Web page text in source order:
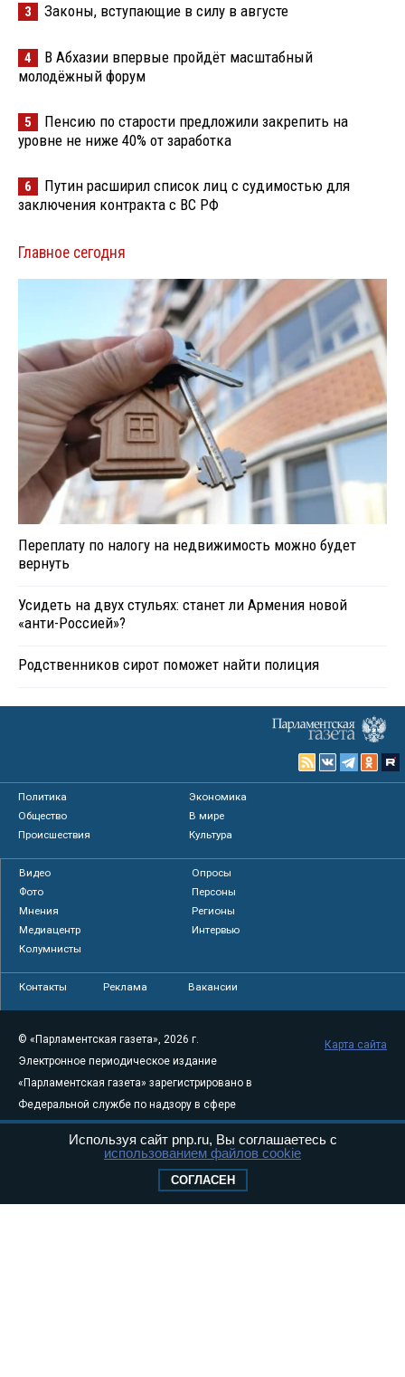
3 Законы, вступающие в силу в августе
4
В Абхазии впервые пройдёт масштабный
молодёжный форум
5
Пенсию по старости предложили закрепить на
уровне не ниже 40% от заработка
6
Путин расширил список лиц с судимостью для
заключения контракта с ВС РФ
Главное сегодня
Переплату по налогу на недвижимость можно будет
вернуть
Усидеть на двух стульях: станет ли Армения новой
«анти-Россией»?
Родственников сирот поможет найти полиция
Политика
Экономика
Общество
В мире
Происшествия
Культура
Видео
Опросы
Фото
Персоны
Мнения
Регионы
Медиацентр
Интервью
Колумнисты
Контакты Реклама Вакансии
© «Парламентская газета», 2026 г.
Электронное периодическое издание
«Парламентская газета» зарегистрировано в
Федеральной службе по надзору в сфере
связи, информационных технологий и
массовых коммуникаций (Роскомнадзор) 05
Свидетельство о регистрации Эл № ФС77-
Карта сайта
Используя сайт pnp.ru, Вы соглашаетесь с
использованием файлов cookie
СОГЛАСЕН